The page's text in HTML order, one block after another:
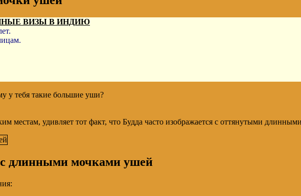
ВИЗЫ В ИНДИЮ
у тебя такие большие уши?
местам, удивляет тот факт, что Будда часто изображается с оттянутыми
длинными мочками ушей